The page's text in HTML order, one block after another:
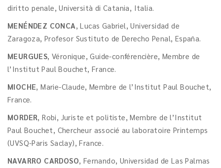
diritto penale, Università di Catania, Italia.
MENÉNDEZ CONCA, Lucas Gabriel, Universidad de
Zaragoza, Profesor Sustituto de Derecho Penal, España.
MEURGUES, Véronique, Guide-conférencière, Membre de
l’Institut Paul Bouchet, France.
MIOCHE, Marie-Claude, Membre de l’Institut Paul Bouchet,
France.
MORDER, Robi, Juriste et politiste, Membre de l’Institut
Paul Bouchet, Chercheur associé au laboratoire Printemps
(UVSQ-Paris Saclay), France.
NAVARRO CARDOSO, Fernando, Universidad de Las Palmas